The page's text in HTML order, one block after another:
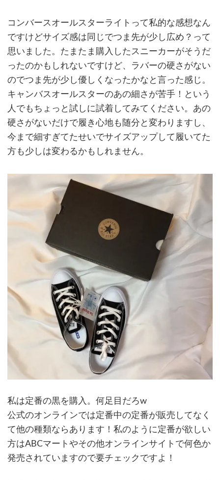
コンバースオールスターライトって私的な感想なん
ですけどサイズ感は同じでつま先が少し広め？って
思いました。たまたま購入したスニーカーがそうだ
ったのかもしれないですけど、ラバーの硬さがない
のでつま先が少し優しくなったかなと言った感じ。
キャンバスオールスターのあの細さが苦手！という
人でもちょっと試しに試着してみてください。あの
硬さがないだけで履き心地も随分と変わりますし、
今まで細すぎてたせいでサイズアップして履いてた
方も少しは変わるかもしれません。
私は定番の黒を購入。何足目だろw
公式のオンラインでは定番中の定番が販売してなく
て他の種類ならあります！私のように定番が欲しい
方はABCマートやその他オンラインサイトで何色か
発売されていますので要チェックですよ！